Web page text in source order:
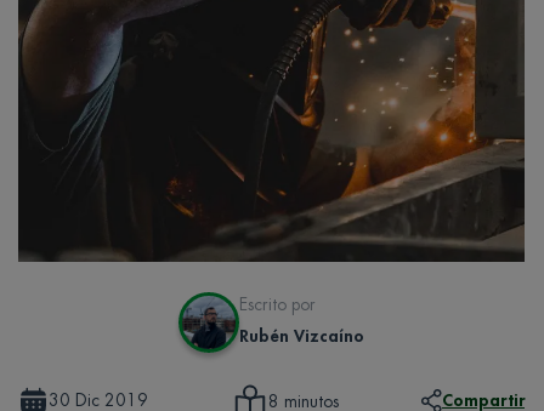
Escrito por
Rubén Vizcaíno
30 Dic 2019 8 minutos Compartir